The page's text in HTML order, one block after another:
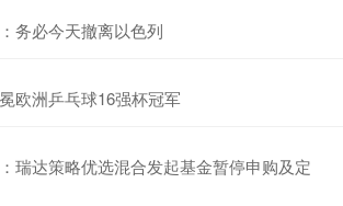
务必今天撤离以色列
欧洲乒乓球16强杯冠军
瑞达策略优选混合发起基金暂停申购及定